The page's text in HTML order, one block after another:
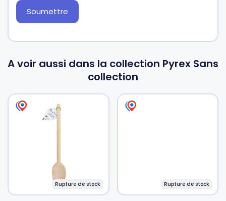
A voir aussi dans la collection Pyrex Sans
collection
Rupture de stock Rupture de stock